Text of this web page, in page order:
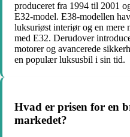
produceret fra 1994 til 2001
E32-model. E38-modellen
luksuriøst interiør og en mere
med E32. Derudover
motorer og avancerede
en populær luksusbil i sin tid.
Hvad er prisen for en
markedet?